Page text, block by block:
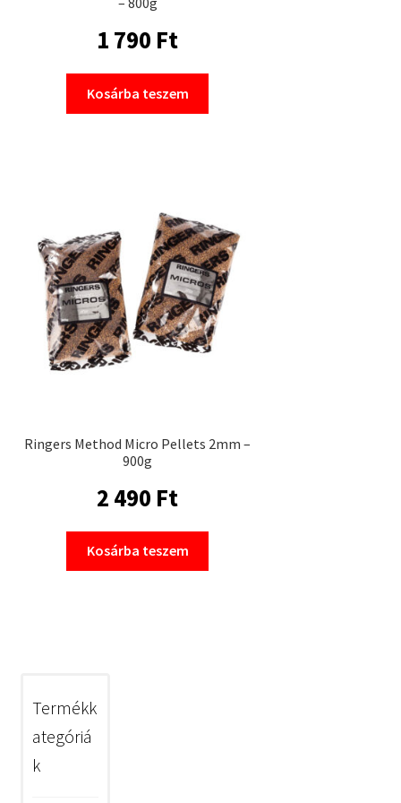
1 790 Ft
Kosárba teszem
Ringers Method Micro Pellets 2mm –
900g
2 490 Ft
Kosárba teszem
Termékk
ategóriá
k